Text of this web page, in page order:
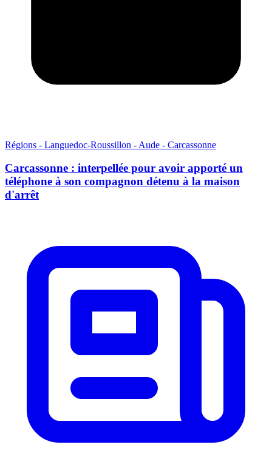
Régions - Languedoc-Roussillon - Aude - Carcassonne
Carcassonne : interpellée pour avoir apporté un
téléphone à son compagnon détenu à la maison
d'arrêt